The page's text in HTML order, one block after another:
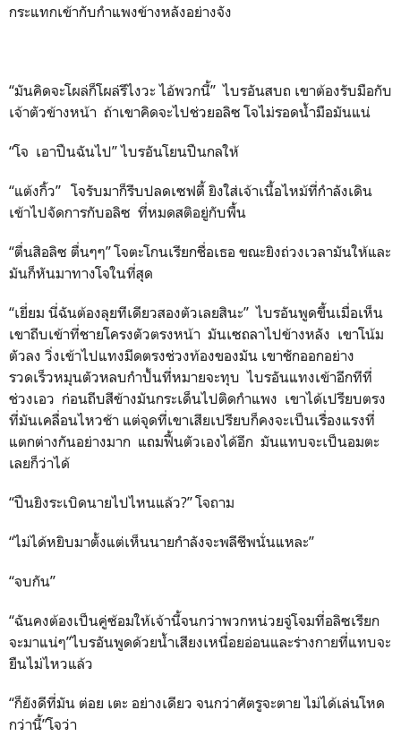
กระแทกเข้ากับกำแพงข้างหลังอย่างจัง
“มันคิดจะโผล่ก็โผล่รึไงวะ ไอ้พวกนี้” ไบรอันสบถ เขาต้องรับมือกับ
เจ้าตัวข้างหน้า ถ้าเขาคิดจะไปช่วยอลิซ โจไม่รอดน้ำมือมันแน่
“โจ เอาปืนฉันไป” ไบรอันโยนปืนกลให้
“แต้งกิ้ว” โจรับมาก็รีบปลดเซฟตี้ ยิงใส่เจ้าเนื้อไหม้ที่กำลังเดิน
เข้าไปจัดการกับอลิซ ที่หมดสติอยู่กับพื้น
“ตื่นสิอลิซ ตื่นๆๆ” โจตะโกนเรียกชื่อเธอ ขณะยิงถ่วงเวลามันให้และ
มันก็หันมาทางโจในที่สุด
“เยี่ยม นี่ฉันต้องลุยทีเดียวสองตัวเลยสินะ” ไบรอันพูดขึ้นเมื่อเห็น
เขาถีบเข้าที่ชายโครงตัวตรงหน้า มันเซถลาไปข้างหลัง เขาโน้ม
ตัวลง วิ่งเข้าไปแทงมีดตรงช่วงท้องของมัน เขาชักออกอย่าง
รวดเร็วหมุนตัวหลบกำปั้นที่หมายจะทุบ ไบรอันแทงเข้าอีกทีที่
ช่วงเอว ก่อนถีบสีข้างมันกระเด็นไปติดกำแพง เขาได้เปรียบตรง
ที่มันเคลื่อนไหวช้า แต่จุดที่เขาเสียเปรียบก็คงจะเป็นเรื่องแรงที่
แตกต่างกันอย่างมาก แถมฟื้นตัวเองได้อีก มันแทบจะเป็นอมตะ
เลยก็ว่าได้
“ปืนยิงระเบิดนายไปไหนแล้ว?” โจถาม
“ไม่ได้หยิบมาตั้งแต่เห็นนายกำลังจะพลีชีพนั่นแหละ”
“จบกัน”
“ฉันคงต้องเป็นคู่ซ้อมให้เจ้านี้จนกว่าพวกหน่วยจู่โจมที่อลิซเรียก
จะมาแน่ๆ”ไบรอันพูดด้วยน้ำเสียงเหนื่อยอ่อนและร่างกายที่แทบจะ
ยืนไม่ไหวแล้ว
“ก็ยังดีที่มัน ต่อย เตะ อย่างเดียว จนกว่าศัตรูจะตาย ไม่ได้เล่นโหด
กว่านี้”โจว่า